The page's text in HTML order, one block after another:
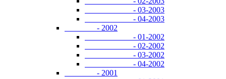
- 03-2003
- 04-2003
- 2002
- 01-2002
- 02-2002
- 03-2002
- 04-2002
- 2001